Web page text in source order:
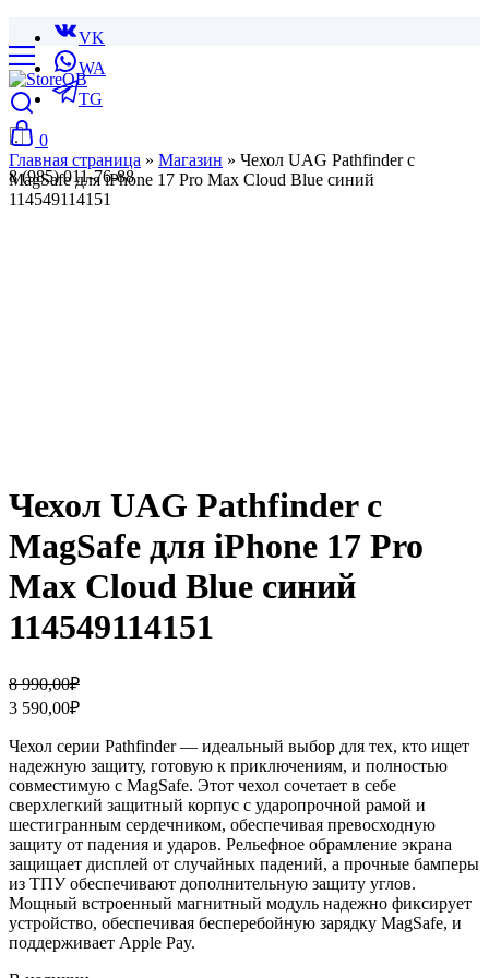
VK
WA
TG
8 (985) 011-76-88
0
Главная страница » Магазин » Чехол UAG Pathfinder с
MagSafe для iPhone 17 Pro Max Cloud Blue синий
114549114151
Чехол UAG Pathfinder с
MagSafe для iPhone 17 Pro
Max Cloud Blue синий
114549114151
8 990,00₽
Первоначальная
цена
составляла
8
990,00₽.
3 590,00₽
Текущая
цена:
3
590,00₽.
Чехол серии Pathfinder — идеальный выбор для тех, кто ищет
надежную защиту, готовую к приключениям, и полностью
совместимую с MagSafe. Этот чехол сочетает в себе
сверхлегкий защитный корпус с ударопрочной рамой и
шестигранным сердечником, обеспечивая превосходную
защиту от падения и ударов. Рельефное обрамление экрана
защищает дисплей от случайных падений, а прочные бамперы
из ТПУ обеспечивают дополнительную защиту углов.
Мощный встроенный магнитный модуль надежно фиксирует
устройство, обеспечивая бесперебойную зарядку MagSafe, и
поддерживает Apple Pay.